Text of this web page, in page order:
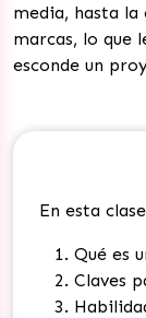
media, hasta
marcas, lo que
esconde un
En esta
Qué es
Claves